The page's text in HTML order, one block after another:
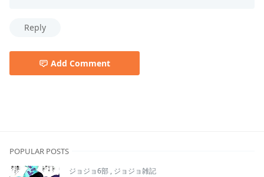
Reply
Add Comment
POPULAR POSTS
ジョジョ6部 , ジョジョ雑記